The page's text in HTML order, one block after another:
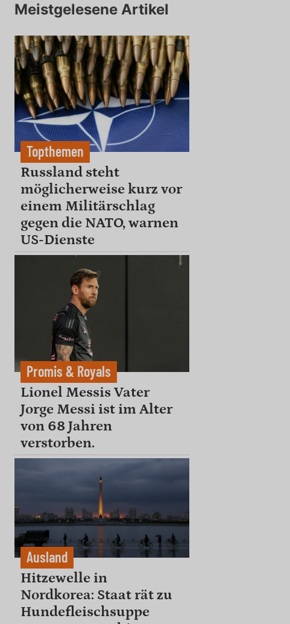
Meistgelesene Artikel
Topthemen
Russland steht
möglicherweise kurz vor
einem Militärschlag
gegen die NATO, warnen
US-Dienste
Promis & Royals
Lionel Messis Vater
Jorge Messi ist im Alter
von 68 Jahren
verstorben.
Ausland
Hitzewelle in
Nordkorea: Staat rät zu
Hundefleischsuppe